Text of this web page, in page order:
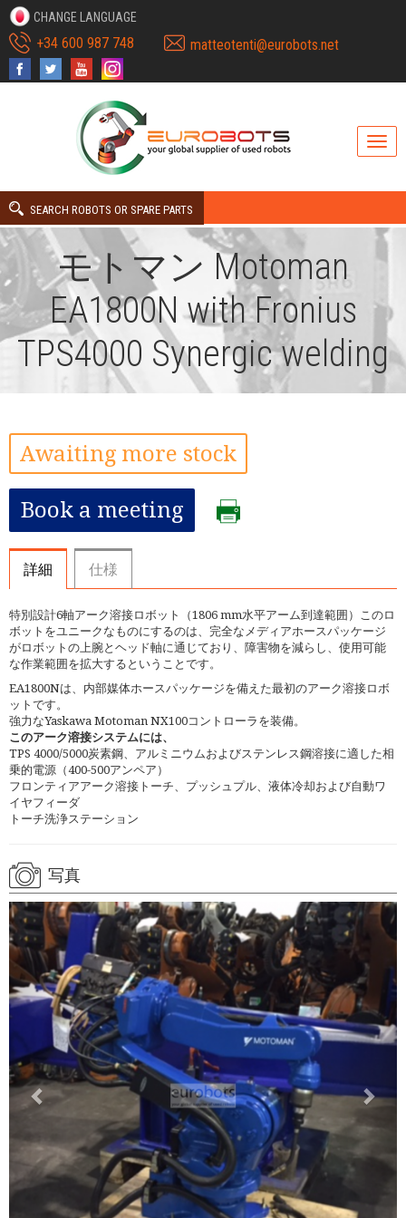
CHANGE LANGUAGE
+34 600 987 748 matteotenti@eurobots.net
SEARCH ROBOTS OR SPARE PARTS
モトマン Motoman
EA1800N with Fronius
TPS4000 Synergic welding
Awaiting more stock
Book a meeting
詳細 仕様
特別設計6軸アーク溶接ロボット（1806 mm水平アーム到達範囲）このロ
ボットをユニークなものにするのは、完全なメディアホースパッケージ
がロボットの上腕とヘッド軸に通じており、障害物を減らし、使用可能
な作業範囲を拡大するということです。
EA1800Nは、内部媒体ホースパッケージを備えた最初のアーク溶接ロボ
ットです。
強力なYaskawa Motoman NX100コントローラを装備。
このアーク溶接システムには、
TPS 4000/5000炭素鋼、アルミニウムおよびステンレス鋼溶接に適した相
乗的電源（400-500アンペア）
フロンティアアーク溶接トーチ、プッシュプル、液体冷却および自動ワ
イヤフィーダ
トーチ洗浄ステーション
写真